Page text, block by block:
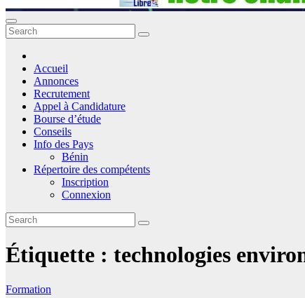
Accueil
Annonces
Recrutement
Appel à Candidature
Bourse d’étude
Conseils
Info des Pays
Bénin
Répertoire des compétents
Inscription
Connexion
Étiquette : technologies
Formation